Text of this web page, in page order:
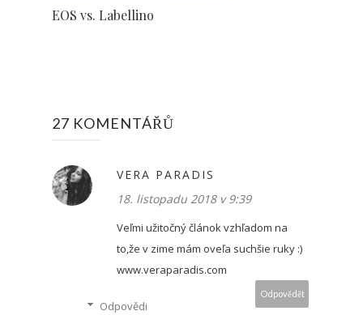
EOS vs. Labellino
27 KOMENTÁŘŮ
VERA PARADIS
18. listopadu 2018 v 9:39
Veľmi užitočný článok vzhľadom na
to,že v zime mám oveľa suchšie ruky :)
www.veraparadis.com
Odpovědět
Odpovědi